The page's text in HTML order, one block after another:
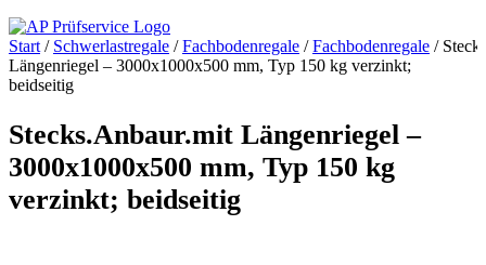
Start / Schwerlastregale /Fachbodenregale /Fachbodenregale /
Längenriegel – 3000x1000x500 mm, Typ 150 kg verzinkt;
beidseitig
Stecks.Anbaur.mit Längenriegel –
3000x1000x500 mm, Typ 150 kg
verzinkt; beidseitig